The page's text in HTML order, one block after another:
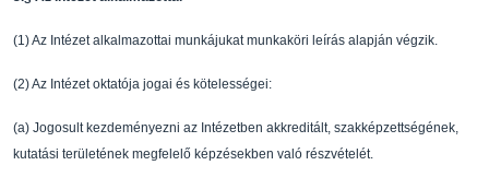
(1)Az Intézet alkalmazottai munkájukat munkaköri leírás alapján végzik.
(2)Az Intézet oktatója jogai és kötelességei:
(a) Jogosult kezdeményezni az Intézetben akkreditált, szakképzettségének,
kutatási területének megfelel ő képzésekben való részvételét.